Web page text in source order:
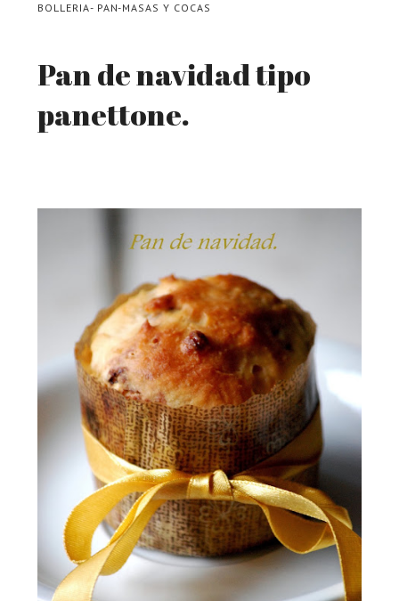
BOLLERIA- PAN-MASAS Y COCAS
Pan de navidad tipo
panettone.